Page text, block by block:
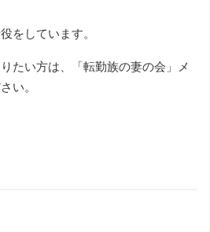
をしています。
たい方は、
「転勤族の妻の会」メ
い。